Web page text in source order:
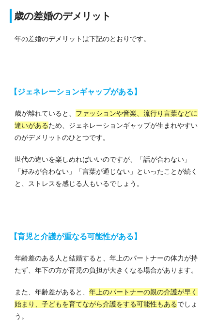
歳の差婚のデメリット
年の差婚のデメリットは下記のとおりです。
【ジェネレーションギャップがある】
歳が離れていると、 ファッションや音楽、流行り言葉などに
違いがあるため、ジェネレーションギャップが生まれやすい
のがデメリットのひとつです。
世代の違いを楽しめればいいのですが、「話が合わない」
「好みが合わない」「言葉が通じない」といったことが続く
と、ストレスを感じる人もいるでしょう。
【育児と介護が重なる可能性がある】
年齢差のある人と結婚すると、年上のパートナーの体力が持
たず、年下の方が育児の負担が大きくなる場合があります。
また、年齢差があると、 年上のパートナーの親の介護が早く
始まり、子どもを育てながら介護をする可能性もあるでしょ
う。